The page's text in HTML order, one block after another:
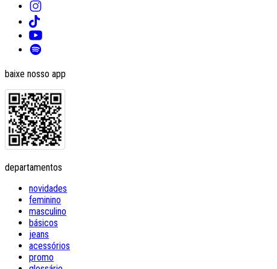
baixe nosso app
departamentos
novidades
feminino
masculino
básicos
jeans
acessórios
promo